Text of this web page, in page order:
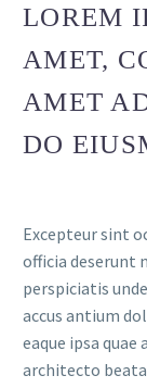
LOREM
AMET,
AMET
DO
Excepteur sint
officia deserunt
perspiciatis
accus antium
eaque ipsa
architecto